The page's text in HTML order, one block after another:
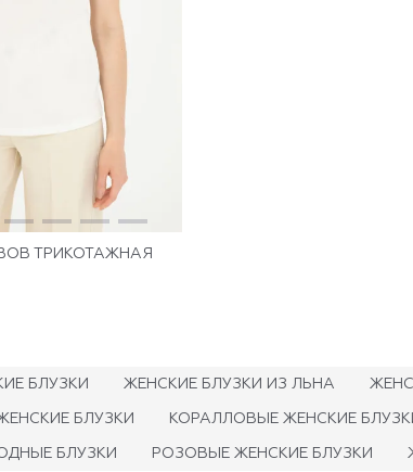
ТРИКОТАЖНАЯ
БЛУЗКИ ЖЕНСКИЕ БЛУЗКИ ИЗ ЛЬНА
БЛУЗКИ КОРАЛЛОВЫЕ ЖЕНСКИЕ
БЛУЗКИ РОЗОВЫЕ ЖЕНСКИЕ БЛУЗКИ